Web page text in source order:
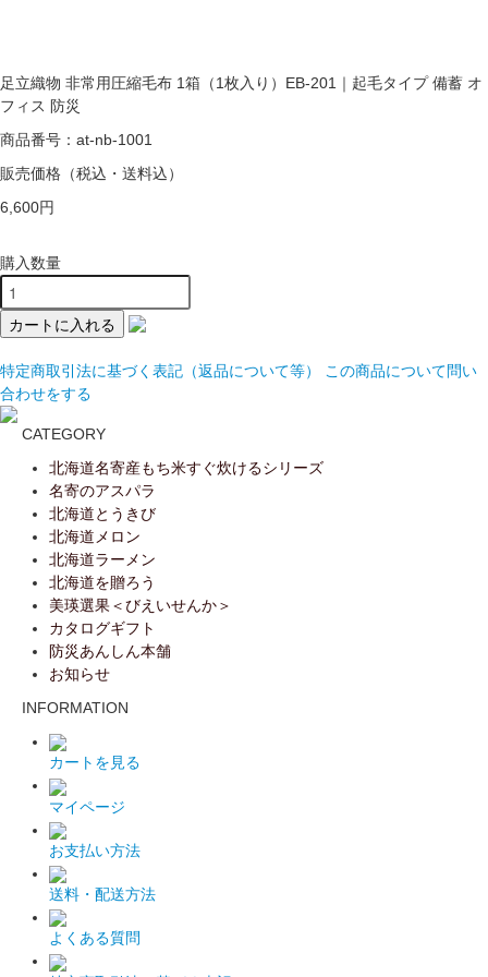
足立織物 非常用圧縮毛布 1箱（1枚入り）EB-201｜起毛タイプ 備蓄 オ
フィス 防災
商品番号：at-nb-1001
販売価格 （税込・送料込）
6,600円
購入数量
特定商取引法に基づく表記（返品について等）
この商品について問い
合わせをする
CATEGORY
北海道名寄産もち米すぐ炊けるシリーズ
名寄のアスパラ
北海道とうきび
北海道メロン
北海道ラーメン
北海道を贈ろう
美瑛選果＜びえいせんか＞
カタログギフト
防災あんしん本舗
お知らせ
INFORMATION
カートを見る
マイページ
お支払い方法
送料・配送方法
よくある質問